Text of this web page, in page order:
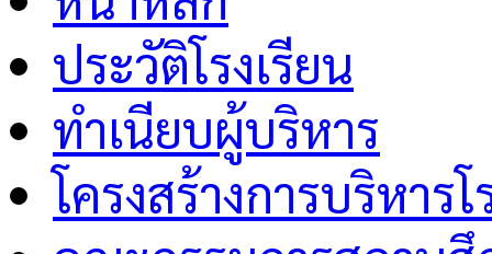
ประวัติโรงเรียน
ทำเนียบผู้บริหาร
โครงสร้างการบริหารโ